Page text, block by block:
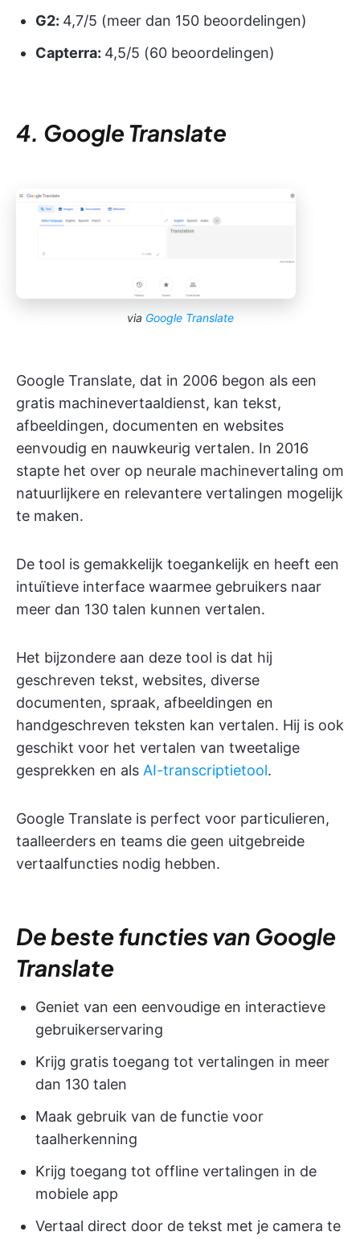
G2: 4,7/5 (meer dan 150 beoordelingen)
Capterra: 4,5/5 (60 beoordelingen)
4. Google Translate
via Google Translate
Google Translate, dat in 2006 begon als een
gratis machinevertaaldienst, kan tekst,
afbeeldingen, documenten en websites
eenvoudig en nauwkeurig vertalen. In 2016
stapte het over op neurale machinevertaling om
natuurlijkere en relevantere vertalingen mogelijk
te maken.
De tool is gemakkelijk toegankelijk en heeft een
intuïtieve interface waarmee gebruikers naar
meer dan 130 talen kunnen vertalen.
Het bijzondere aan deze tool is dat hij
geschreven tekst, websites, diverse
documenten, spraak, afbeeldingen en
handgeschreven teksten kan vertalen. Hij is ook
geschikt voor het vertalen van tweetalige
gesprekken en als AI-transcriptietool.
Google Translate is perfect voor particulieren,
taalleerders en teams die geen uitgebreide
vertaalfuncties nodig hebben.
De beste functies van Google
Translate
Geniet van een eenvoudige en interactieve
gebruikerservaring
Krijg gratis toegang tot vertalingen in meer
dan 130 talen
Maak gebruik van de functie voor
taalherkenning
Krijg toegang tot offline vertalingen in de
mobiele app
Vertaal direct door de tekst met je camera te